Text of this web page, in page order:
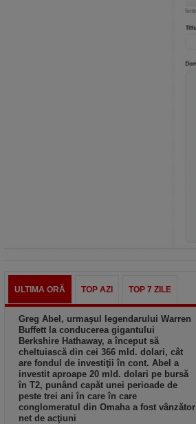
ULTIMA ORĂ TOP AZI TOP 7 ZILE
Greg Abel, urmaşul legendarului Warren
Buffett la conducerea gigantului
Berkshire Hathaway, a început să
cheltuiască din cei 366 mld. dolari, cât
are fondul de investiţii în cont. Abel a
investit aproape 20 mld. dolari pe bursă
în T2, punând capăt unei perioade de
peste trei ani în care în care
conglomeratul din Omaha a fost vânzător
net de acţiuni